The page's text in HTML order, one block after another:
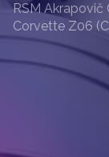
RSM Akrapovič
Corvette Z06